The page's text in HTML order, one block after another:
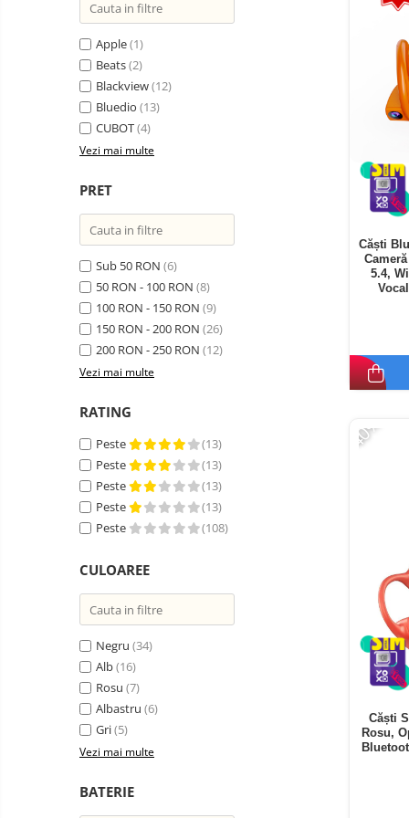
Telefoane mobile Oukitel
Telefoane mobile Ulefone
Telefoane mobile Unihertz
Telefoane mobile Cubot
Telefoane mobile Blackview
Telefoane mobile OSCAL
Telefoane mobile Lagenio
Telefoane mobile Samsung
Telefoane mobile iSEN
Telefoane mobile F150
Telefoane mobile HUAWEI
Telefoane mobile iHunt
Telefoane mobile Xiaomi
Telefoane mobile AGM
Telefoane mobile ZTE Nubia
Telefoane mobile ALTE
BRANDURI
Tablete PC, mini PC si
laptopuri
Tablete PC
Tablete pentru copii
Laptop-uri
Monitoare pc
Accesorii
TV si Proiectoare Smart
Camere auto DVR
Apple(1)
Beats(2)
Blackview(12)
Bluedio (13)
CUBOT(4)
Vezi mai multe
PRET
Sub 50 RON (6)
50 RON - 100 RON (8)
100 RON - 150 RON (9)
150 RON - 200 RON (26)
200 RON - 250 RON (12)
Vezi mai multe
RATING
Peste
(13)
Peste
(13)
Peste
(13)
Peste
(13)
Peste
(108)
CULOAREE
Negru (34)
Alb(16)
Rosu (7)
Albastru (6)
Gri(5)
Vezi mai multe
BATERIE
Căști
5.4,
-40%
Căști
Rosu,